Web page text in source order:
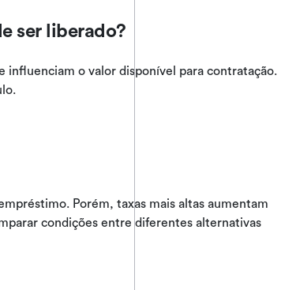
ser liberado?
o valor disponível para contratação.
Porém, taxas mais altas aumentam
condições entre diferentes alternativas